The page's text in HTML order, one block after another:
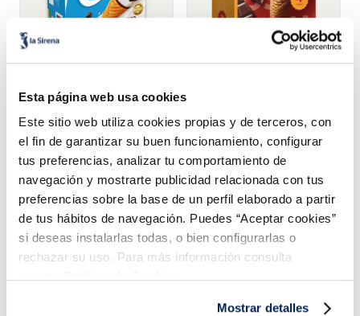
Esta página web usa cookies
Este sitio web utiliza cookies propias y de terceros, con
el fin de garantizar su buen funcionamiento, configurar
tus preferencias, analizar tu comportamiento de
navegación y mostrarte publicidad relacionada con tus
preferencias sobre la base de un perfil elaborado a partir
de tus hábitos de navegación. Puedes “Aceptar cookies”
si deseas instalarlas todas, o bien configurarlas o
rechazar su uso. Para más información consulta
Mostrar detalles
2,99 €
Añadir
COMBINABLE
Añadir